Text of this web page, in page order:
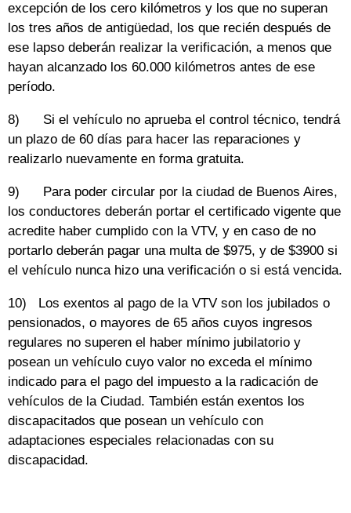
excepción de los cero kilómetros y los que no superan
los tres años de antigüedad, los que recién después de
ese lapso deberán realizar la verificación, a menos que
hayan alcanzado los 60.000 kilómetros antes de ese
período.
8) Si el vehículo no aprueba el control técnico, tendrá
un plazo de 60 días para hacer las reparaciones y
realizarlo nuevamente en forma gratuita.
9) Para poder circular por la ciudad de Buenos Aires,
los conductores deberán portar el certificado vigente que
acredite haber cumplido con la VTV, y en caso de no
portarlo deberán pagar una multa de $975, y de $3900 si
el vehículo nunca hizo una verificación o si está vencida.
10) Los exentos al pago de la VTV son los jubilados o
pensionados, o mayores de 65 años cuyos ingresos
regulares no superen el haber mínimo jubilatorio y
posean un vehículo cuyo valor no exceda el mínimo
indicado para el pago del impuesto a la radicación de
vehículos de la Ciudad. También están exentos los
discapacitados que posean un vehículo con
adaptaciones especiales relacionadas con su
discapacidad.